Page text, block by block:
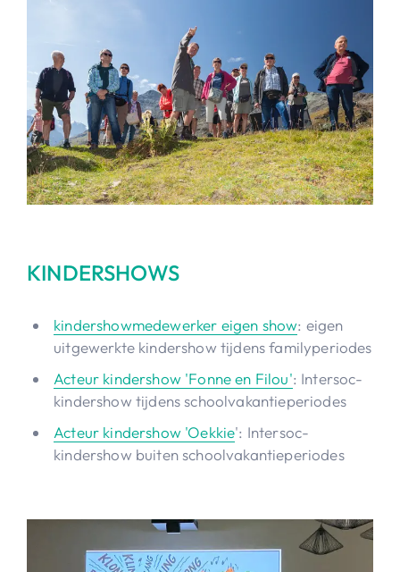
KINDERSHOWS
kindershowmedewerker eigen show: eigen
uitgewerkte kindershow tijdens familyperiodes
Acteur kindershow 'Fonne en Filou': Intersoc-
kindershow tijdens schoolvakantieperiodes
Acteur kindershow 'Oekkie': Intersoc-
kindershow buiten schoolvakantieperiodes